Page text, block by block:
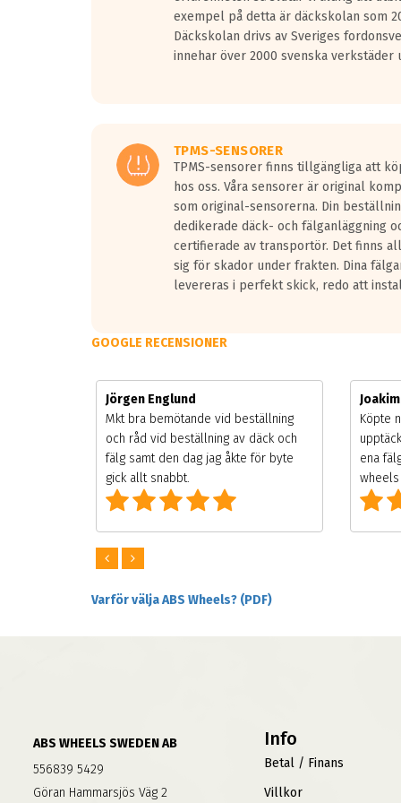
Vid körning i över 50km/h brukar
På däckmärkningen kommer det finnas en
medans de vita vågorna påvisar om det är ett tyst
Ett däck med tre svarta vågor uppnår de
exempel på detta är däckskolan som
Däckskolan drivs av Sveriges
innehar över 2000 svenska verkstäder
TPMS-SENSORER
TPMS-sensorer finns tillgängliga att
hos oss. Våra sensorer är original
som original-sensorerna. Din
dedikerade däck- och fälganläggning
certifierade av transportör. Det finns
sig för skador under frakten. Dina
levereras i perfekt skick, redo att
GOOGLE RECENSIONER
Jörgen Englund
Mkt bra bemötande vid beställning
och råd vid beställning av däck och
fälg samt den dag jag åkte för byte
gick allt snabbt.
Köpte
ena
Varför välja ABS Wheels? (PDF)
ABS WHEELS SWEDEN AB
556839 5429
Göran Hammarsjös Väg 2
Info
Betal / Finans
Villkor